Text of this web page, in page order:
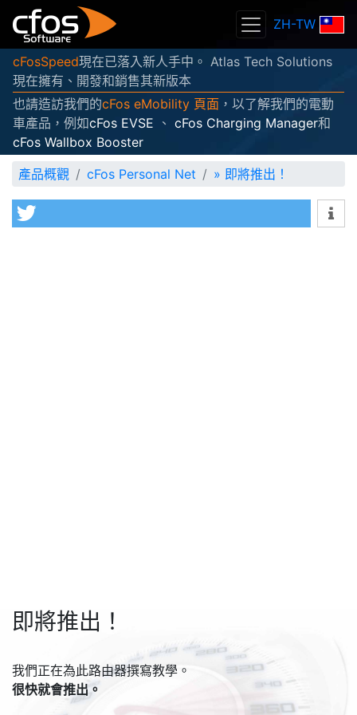
ZH-TW
cFosSpeed現在已落入新人手中。 Atlas Tech Solutions
現在擁有、開發和銷售其新版本
也請造訪我們的cFos eMobility 頁面 ，以了解我們的電動
車產品，例如cFos EVSE 、 cFos Charging Manager和
cFos Wallbox Booster
產品概觀
cFos Personal Net » 即將推出！
即將推出！
我們正在為此路由器撰寫教學。
很快就會推出。